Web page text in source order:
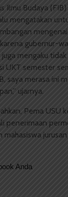
Ilmu Budaya (FIB)
mengatakan
gubernur-
mengaku
UKT semester
saya merasa ini
ujarnya.
Pema USU
penerimaan
mahasiswa
Anda